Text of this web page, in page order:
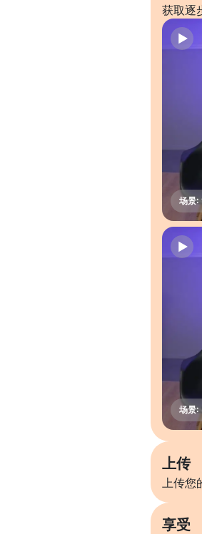
获取逐
上传
上传
享受